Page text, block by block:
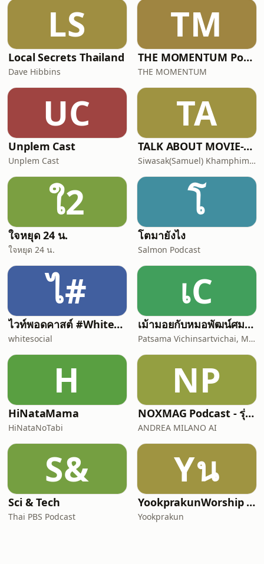
LS
Local Secrets Thailand
Dave Hibbins
TM
THE MOMENTUM Podcast
THE MOMENTUM
UC
Unplem Cast
Unplem Cast
TA
TALK ABOUT MOVIE-RADIO(Podcast) Official Thailand(เสียงไทย)
Siwasak(Samuel) Khamphiman
ใ2
ใจหยุด 24 น.
ใจหยุด 24 น.
โ
โตมายังไง
Salmon Podcast
ไ#
ไวท์พอดคาสต์ #WhitePodcast | White Channel | ไวท์แชนแนล
whitesocial
เC
เม้ามอยกับหมอพัฒน์ศมา Chit chat with Dr. Pat
Patsama Vichinsartvichai, MD., MClinEmbryol, EFOG-EBCOG, EFRM-ESHRE/EBCOG.
H
HiNataMama
HiNataNoTabi
NP
NOXMAG Podcast - รุ่นภาษาไทย
ANDREA MILANO AI
S&
Sci & Tech
Thai PBS Podcast
Yน
YookprakunWorship นมัสการสรรเสริญพระเจ้ากับคริสตจักรย
Yookprakun